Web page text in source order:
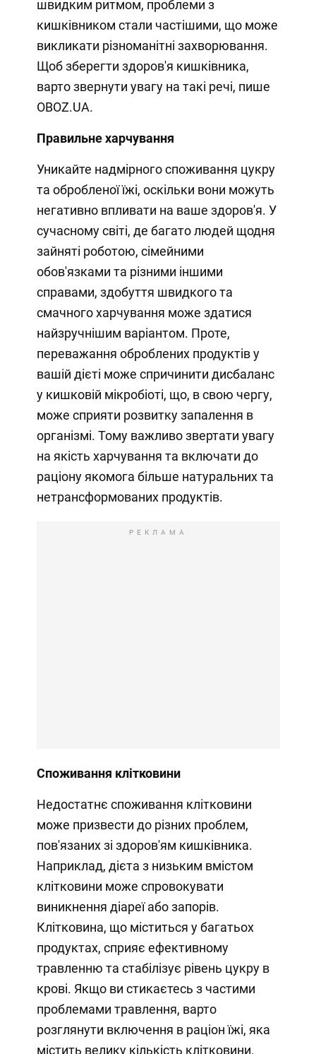
швидким ритмом, проблеми з
кишківником стали частішими, що може
викликати різноманітні захворювання.
Щоб зберегти здоров'я кишківника,
варто звернути увагу на такі речі, пише
OBOZ.UA.
Правильне харчування
Уникайте надмірного споживання цукру
та обробленої їжі, оскільки вони можуть
негативно впливати на ваше здоров'я. У
сучасному світі, де багато людей щодня
зайняті роботою, сімейними
обов'язками та різними іншими
справами, здобуття швидкого та
смачного харчування може здатися
найзручнішим варіантом. Проте,
переважання оброблених продуктів у
вашій дієті може спричинити дисбаланс
у кишковій мікробіоті, що, в свою чергу,
може сприяти розвитку запалення в
організмі. Тому важливо звертати увагу
на якість харчування та включати до
раціону якомога більше натуральних та
нетрансформованих продуктів.
РЕКЛАМА
Споживання клітковини
Недостатнє споживання клітковини
може призвести до різних проблем,
пов'язаних зі здоров'ям кишківника.
Наприклад, дієта з низьким вмістом
клітковини може спровокувати
виникнення діареї або запорів.
Клітковина, що міститься у багатьох
продуктах, сприяє ефективному
травленню та стабілізує рівень цукру в
крові. Якщо ви стикаєтесь з частими
проблемами травлення, варто
розглянути включення в раціон їжі, яка
містить велику кількість клітковини.